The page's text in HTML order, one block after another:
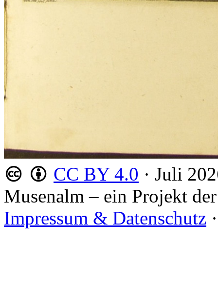
CC BY 4.0 · Juli
Musenalm – ein Projekt der
Impressum & Datenschutz ·